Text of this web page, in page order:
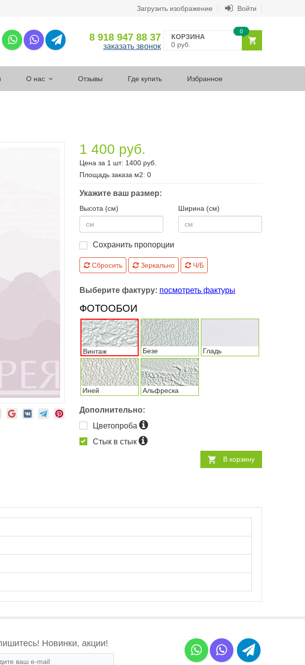
Загрузить изображение Войти
8 918 947 88 37
заказать звонок
КОРЗИНА
0 руб.
0
О нас Отзывы Где купить Избранное
1 400 руб.
Цена за 1 шт: 1400 руб.
Площадь заказа м2: 0
Укажите ваш размер:
Высота (см) Ширина (см)
Сохранить пропорции
Сбросить Зеркально Ч/Б
Выберите фактуру: посмотреть фактуры
ФОТООБОИ
Винтаж Безе Гладь
Иней Альфреска
Дополнительно:
Цветопроба
Стык в стык
В корзину
Новинки, акции!